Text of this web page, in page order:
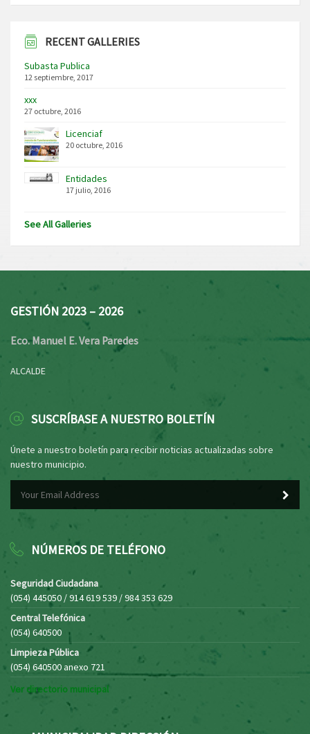
RECENT GALLERIES
Subasta Publica
12 septiembre, 2017
xxx
27 octubre, 2016
Licenciaf
20 octubre, 2016
Entidades
17 julio, 2016
See All Galleries
GESTIÓN 2023 – 2026
Eco. Manuel E. Vera Paredes
ALCALDE
SUSCRÍBASE A NUESTRO BOLETÍN
Únete a nuestro boletín para recibir noticias actualizadas sobre
nuestro municipio.
NÚMEROS DE TELÉFONO
Seguridad Ciudadana
(054) 445050 / 914 619 539 / 984 353 629
Central Telefónica
(054) 640500
Limpieza Pública
(054) 640500 anexo 721
Ver directorio municipal